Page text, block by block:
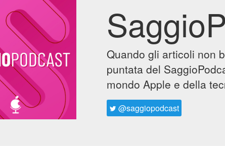
Quando gli articoli non
puntata del
mondo Apple e della
@saggiopodcast